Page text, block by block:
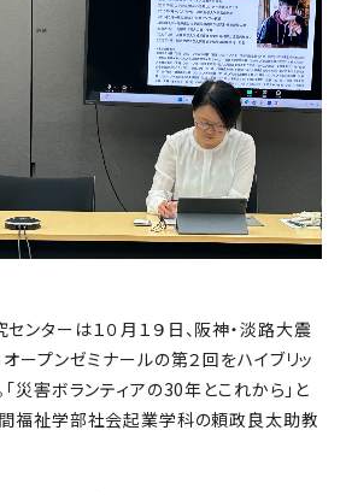
ンターは１０月１９日、阪神・淡路大震
ープンゼミナールの第２回をハイブリッ
災害ボランティアの30年とこれから」と
福祉学部社会起業学科の頼政良太助教